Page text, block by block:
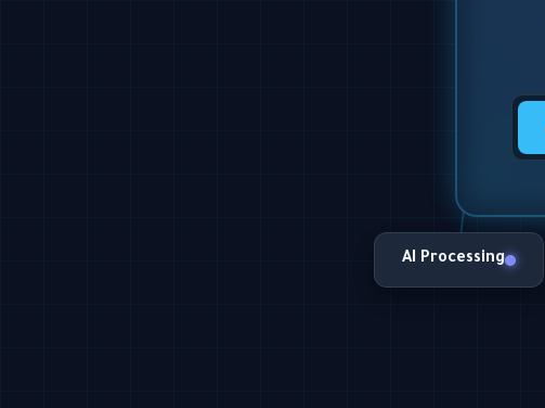
AI Processing